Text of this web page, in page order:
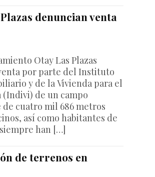
denuncian venta
Otay Las Plazas
por parte del Instituto
y de la Vivienda para el
(Indivi) de un campo
cuatro mil 686 metros
así como habitantes de
han […]
de terrenos en